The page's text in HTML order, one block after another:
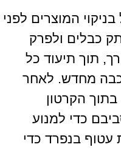
המוצרים לפני
כבלים ולפרק
תוך תיעוד כל
מחדש. לאחר
הקרטון
כדי למנוע
עטוף בנפרד כדי